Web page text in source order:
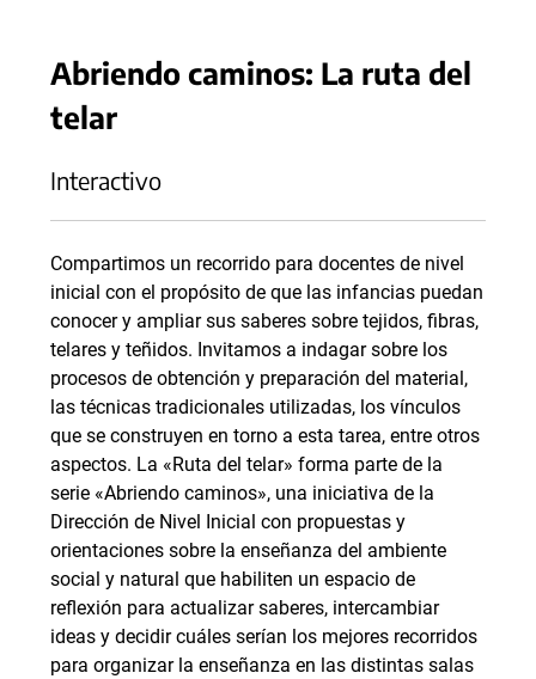
Abriendo caminos: La ruta del
telar
Interactivo
Compartimos un recorrido para docentes de nivel
inicial con el propósito de que las infancias puedan
conocer y ampliar sus saberes sobre tejidos, fibras,
telares y teñidos. Invitamos a indagar sobre los
procesos de obtención y preparación del material,
las técnicas tradicionales utilizadas, los vínculos
que se construyen en torno a esta tarea, entre otros
aspectos. La «Ruta del telar» forma parte de la
serie «Abriendo caminos», una iniciativa de la
Dirección de Nivel Inicial con propuestas y
orientaciones sobre la enseñanza del ambiente
social y natural que habiliten un espacio de
reflexión para actualizar saberes, intercambiar
ideas y decidir cuáles serían los mejores recorridos
para organizar la enseñanza en las distintas salas